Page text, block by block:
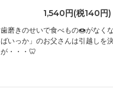
1,540円(税140円)
歯磨きのせいで食べもの🍩がなく
ばいっか」のお父さんは引越しを
が・・・🦷